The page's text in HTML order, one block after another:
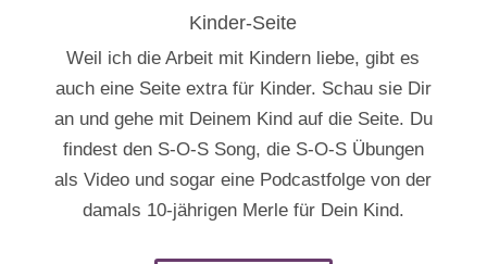
Kinder-Seite
Weil ich die Arbeit mit Kindern liebe, gibt es
auch eine Seite extra für Kinder. Schau sie Dir
an und gehe mit Deinem Kind auf die Seite. Du
findest den S-O-S Song, die S-O-S Übungen
als Video und sogar eine Podcastfolge von der
damals 10-jährigen Merle für Dein Kind.